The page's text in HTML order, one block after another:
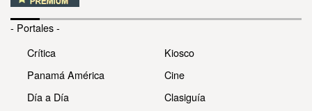
- Portales -
Crítica
Panamá América
Día a Día
Kiosco
Cine
Clasiguía